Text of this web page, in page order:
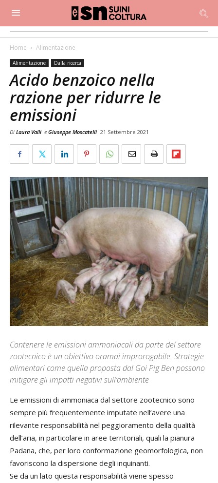
Home Alimentazione
Alimentazione Dalla ricerca
Acido benzoico nella
razione per ridurre le
emissioni
Di Laura Valli e Giuseppe Moscatelli 21 Settembre 2021
Contenere le emissioni ammoniacali da parte del settore
zootecnico è un obiettivo oramai improrogabile. Strategie
alimentari come quella proposta dal Goi Pig Ben possono
mitigare gli impatti negativi sull’ambiente
Le emissioni di ammoniaca dal settore zootecnico sono
sempre più frequentemente imputate nell’avere una
rilevante responsabilità nel peggioramento della qualità
dell’aria, in particolare in aree territoriali, quali la pianura
Padana, che, per loro conformazione geomorfologica, non
favoriscono la dispersione degli inquinanti.
Se da un lato questa responsabilità viene spesso